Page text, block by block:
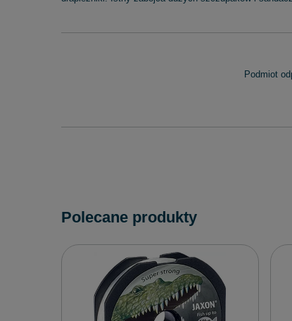
Podmiot
Polecane produkty